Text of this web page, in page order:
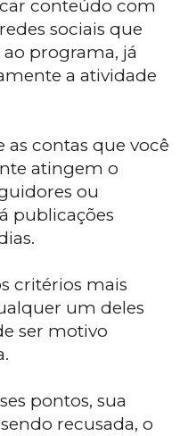
conteúdo com
sociais que
programa, já
a atividade
as contas que você
atingem o
ou
publicações
critérios mais
um deles
ser motivo
pontos, sua
recusada, o